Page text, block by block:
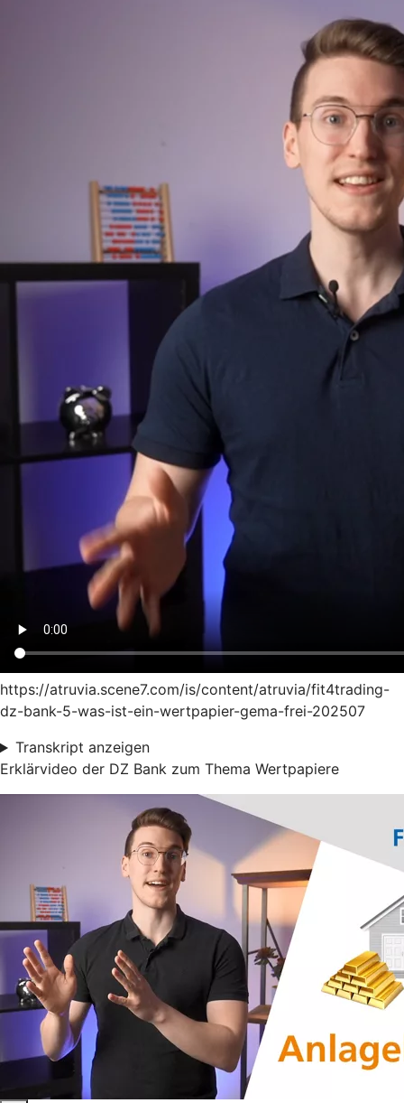
https://atruvia.scene7.com/is/content/atruvia/fit4trading-
dz-bank-5-was-ist-ein-wertpapier-gema-frei-202507
Transkript anzeigen
Erklärvideo der DZ Bank zum Thema Wertpapiere